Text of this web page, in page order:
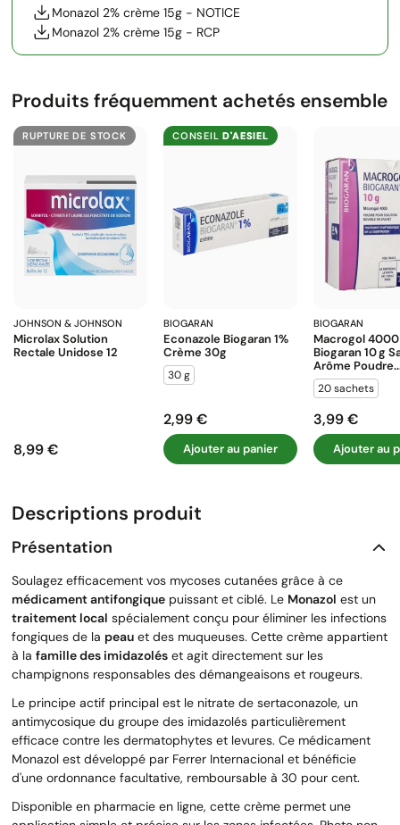
Monazol 2% crème 15g - NOTICE
Monazol 2% crème 15g - RCP
Produits fréquemment achetés ensemble
RUPTURE DE STOCK
JOHNSON & JOHNSON
Microlax Solution
Rectale Unidose 12
Prix
8,99 €
CONSEILD'AESIEL
BIOGARAN
Econazole Biogaran 1%
Crème 30g
30 g
Prix
2,99 €
Ajouter au panier
BIOGARAN
Macrogol
Biogaran 10 G
Arôme
20 sachets
Prix
3,99 €
Ajouter au
Descriptions produit
Présentation
Soulagez efficacement vos mycoses cutanées grâce à ce
médicament antifongique puissant et ciblé. Le Monazol est un
traitement local spécialement conçu pour éliminer les infections
fongiques de la peau et des muqueuses. Cette crème appartient
à la famille des imidazolés et agit directement sur les
champignons responsables des démangeaisons et rougeurs.
Le principe actif principal est le nitrate de sertaconazole, un
antimycosique du groupe des imidazolés particulièrement
efficace contre les dermatophytes et levures. Ce médicament
Monazol est développé par Ferrer Internacional et bénéficie
d'une ordonnance facultative, remboursable à 30 pour cent.
Disponible en pharmacie en ligne, cette crème permet une